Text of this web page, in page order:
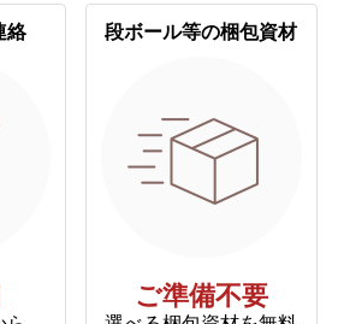
絡 段ボール等の梱包資材
ご準備不要